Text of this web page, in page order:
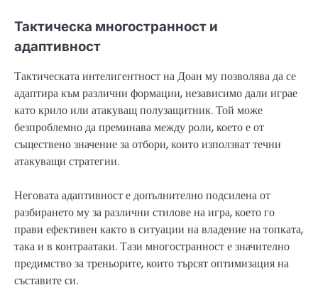
Тактическа многостранност и
адаптивност
Тактическата интелигентност на Доан му позволява да се
адаптира към различни формации, независимо дали играе
като крило или атакуващ полузащитник. Той може
безпроблемно да преминава между роли, което е от
съществено значение за отбори, които използват течни
атакуващи стратегии.
Неговата адаптивност е допълнително подсилена от
разбирането му за различни стилове на игра, което го
прави ефективен както в ситуации на владение на топката,
така и в контраатаки. Тази многостранност е значително
предимство за треньорите, които търсят оптимизация на
съставите си.